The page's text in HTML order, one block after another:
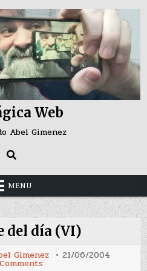
Web
Abel Gimenez
MENU
del día (VI)
Gimenez 21/06/2004
on